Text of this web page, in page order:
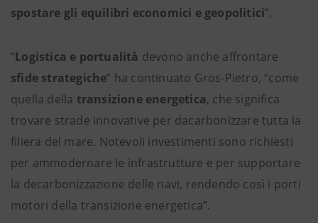
spostare gli equilibri economici e geopolitici”.
“Logistica e portualità devono anche affrontare
sfide strategiche” ha continuato Gros-Pietro, “come
quella della transizione energetica, che significa
trovare strade innovative per dacarbonizzare tutta la
filiera del mare. Notevoli investimenti sono richiesti
per ammodernare le infrastrutture e per supportare
la decarbonizzazione delle navi, rendendo così i porti
motori della transizione energetica”.